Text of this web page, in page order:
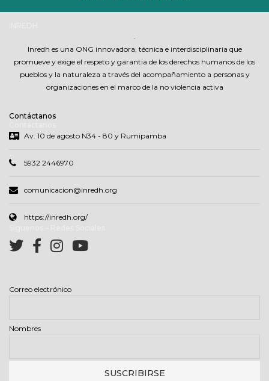
Inredh es una ONG innovadora, técnica e interdisciplinaria que
promueve y exige el respeto y garantia de los derechos humanos de los
pueblos y la naturaleza a través del acompañamiento a personas y
organizaciones en el marco de la no violencia activa
Contáctanos
Av. 10 de agosto N34 - 80 y Rumipamba
5932 2446970
comunicacion@inredh.org
https://inredh.org/
Correo electrónico
Nombres